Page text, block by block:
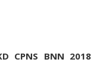
CPNS BNN 2018